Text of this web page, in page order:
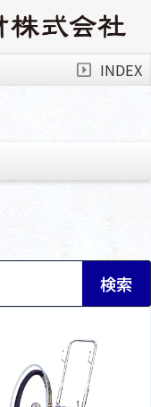
INDEX
検索